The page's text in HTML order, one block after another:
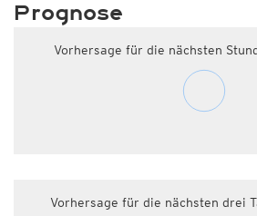
Prognose
Vorhersage für die nächsten
Vorhersage für die nächsten drei